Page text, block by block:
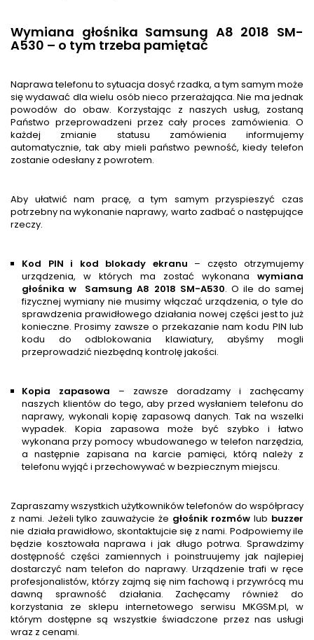
Wymiana głośnika Samsung A8 2018 SM-
A530 – o tym trzeba pamiętać
Naprawa telefonu to sytuacja dosyć rzadka, a tym samym może
się wydawać dla wielu osób nieco przerażająca. Nie ma jednak
powodów do obaw. Korzystając z naszych usług, zostaną
Państwo przeprowadzeni przez cały proces zamówienia. O
każdej zmianie statusu zamówienia informujemy
automatycznie, tak aby mieli państwo pewność, kiedy telefon
zostanie odesłany z powrotem.
Aby ułatwić nam pracę, a tym samym przyspieszyć czas
potrzebny na wykonanie naprawy, warto zadbać o następujące
rzeczy.
Kod PIN i kod blokady ekranu – często otrzymujemy
urządzenia, w których ma zostać wykonana wymiana
głośnika w
Samsung A8 2018 SM-A530. O ile do samej
fizycznej wymiany nie musimy włączać urządzenia, o tyle do
sprawdzenia prawidłowego działania nowej części jest to już
konieczne. Prosimy zawsze o przekazanie nam kodu PIN lub
kodu do odblokowania klawiatury, abyśmy mogli
przeprowadzić niezbędną kontrolę jakości.
Kopia zapasowa – zawsze doradzamy i zachęcamy
naszych klientów do tego, aby przed wysłaniem telefonu do
naprawy, wykonali kopię zapasową danych. Tak na wszelki
wypadek. Kopia zapasowa może być szybko i łatwo
wykonana przy pomocy wbudowanego w telefon narzędzia,
a następnie zapisana na karcie pamięci, którą należy z
telefonu wyjąć i przechowywać w bezpiecznym miejscu.
Zapraszamy wszystkich użytkowników telefonów do współpracy
z nami. Jeżeli tylko zauważycie że głośnik rozmów lub buzzer
nie działa prawidłowo, skontaktujcie się z nami. Podpowiemy ile
będzie kosztowała naprawa i jak długo potrwa. Sprawdzimy
dostępność części zamiennych i poinstruujemy jak najlepiej
dostarczyć nam telefon do naprawy. Urządzenie trafi w ręce
profesjonalistów, którzy zajmą się nim fachową i przywrócą mu
dawną sprawność działania. Zachęcamy również do
korzystania ze sklepu internetowego serwisu MKGSM.pl, w
którym dostępne są wszystkie świadczone przez nas usługi
wraz z cenami.